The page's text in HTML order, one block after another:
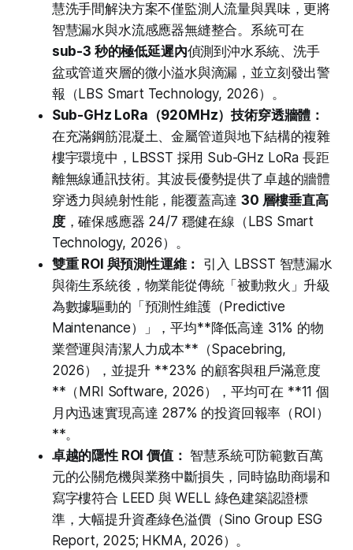
慧洗手間解決方案不僅監測人流量與異味，更將
智慧漏水與水流感應器無縫整合。系統可在
sub-3 秒的極低延遲內偵測到沖水系統、洗手
盆或管道夾層的微小溢水與滴漏，並立刻發出警
報（LBS Smart Technology, 2026）。
Sub-GHz LoRa（920MHz）技術穿透牆體：
在充滿鋼筋混凝土、金屬管道與地下結構的複雜
樓宇環境中，LBSST 採用 Sub-GHz LoRa 長距
離無線通訊技術。其波長優勢提供了卓越的牆體
穿透力與繞射性能，能覆蓋高達30 層樓垂直高
度，確保感應器 24/7 穩健在線（LBS Smart
Technology, 2026）。
雙重 ROI 與預測性運維： 引入 LBSST 智慧漏水
與衛生系統後，物業能從傳統「被動救火」升級
為數據驅動的「預測性維護（Predictive
Maintenance）」，平均**降低高達 31% 的物
業營運與清潔人力成本**（Spacebring,
2026），並提升 **23% 的顧客與租戶滿意度
**（MRI Software, 2026），平均可在 **11 個
月內迅速實現高達 287% 的投資回報率（ROI）
**。
卓越的隱性 ROI 價值： 智慧系統可防範數百萬
元的公關危機與業務中斷損失，同時協助商場和
寫字樓符合 LEED 與 WELL 綠色建築認證標
準，大幅提升資產綠色溢價（Sino Group ESG
Report, 2025; HKMA, 2026）。